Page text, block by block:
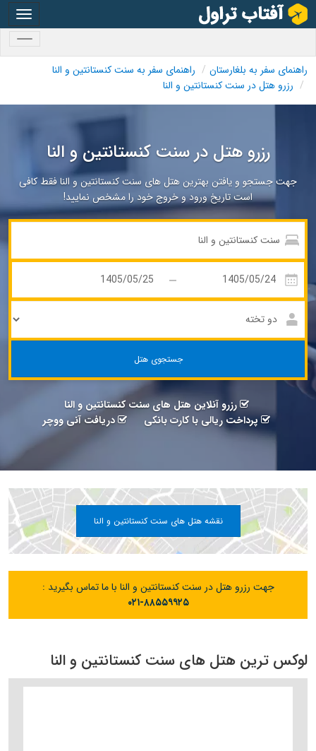
راهنمای سفر به بلغارستان
راهنمای سفر به سنت کنستانتین و النا
رزرو هتل در سنت کنستانتین و النا
رزرو هتل در سنت کنستانتین و النا
جهت جستجو و یافتن بهترین هتل های سنت کنستانتین و النا فقط کافی
است تاریخ ورود و خروج خود را مشخص نمایید!
جستجوی هتل
رزرو آنلاین هتل های سنت کنستانتین و النا
پرداخت ریالی با کارت بانکی
دریافت آنی ووچر
نقشه هتل های سنت کنستانتین و النا
جهت رزرو هتل در سنت کنستانتین و النا با ما تماس بگیرید :
۰۲۱-۸۸۵۵۹۹۲۵
لوکس ترین هتل های سنت کنستانتین و النا